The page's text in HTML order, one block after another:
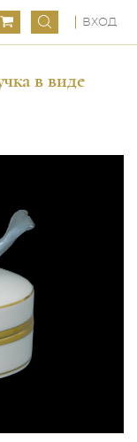
ВХОД
в виде